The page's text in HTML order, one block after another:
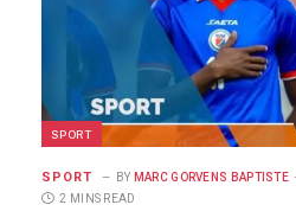
SPORT
SPORT BY MARC GORVENS BAPTISTE
2 MINS READ